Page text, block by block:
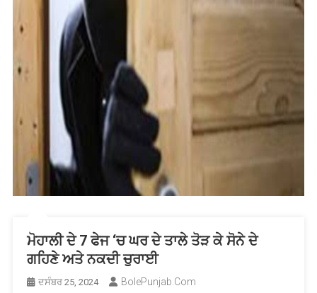
ਮੋਹਾਲੀ ਦੇ 7 ਫੇਜ ‘ਚ ਘਰ ਦੇ ਤਾਲੇ ਤੋੜ ਕੇ ਸੋਨੇ ਦੇ
ਗਹਿਣੇ ਅਤੇ ਨਕਦੀ ਚੁਰਾਈ
ਦਸੰਬਰ 25, 2024 BolePunjab.com